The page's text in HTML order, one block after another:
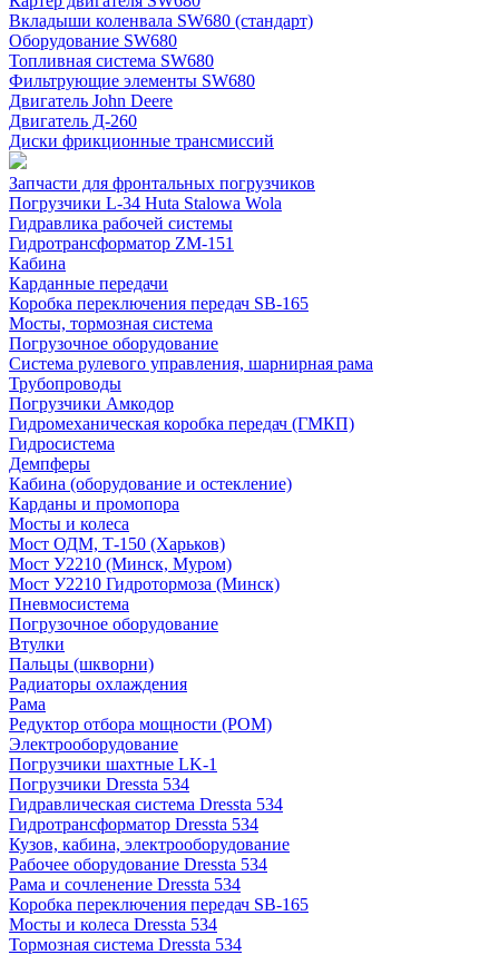
Вкладыши коленвала SW680 (стандарт)
Оборудование SW680
Топливная система SW680
Фильтрующие элементы SW680
Двигатель John Deere
Двигатель Д-260
Диски фрикционные трансмиссий
Запчасти для фронтальных погрузчиков
Погрузчики L-34 Huta Stalowa Wola
Гидравлика рабочей системы
Гидротрансформатор ZM-151
Кабина
Карданные передачи
Коробка переключения передач SB-165
Мосты, тормозная система
Погрузочное оборудование
Система рулевого управления, шарнирная рама
Трубопроводы
Погрузчики Амкодор
Гидромеханическая коробка передач (ГМКП)
Гидросистема
Демпферы
Кабина (оборудование и остекление)
Карданы и промопора
Мосты и колеса
Мост ОДМ, Т-150 (Харьков)
Мост У2210 (Минск, Муром)
Мост У2210 Гидротормоза (Минск)
Пневмосистема
Погрузочное оборудование
Втулки
Пальцы (шкворни)
Радиаторы охлаждения
Рама
Редуктор отбора мощности (РОМ)
Электрооборудование
Погрузчики шахтные LK-1
Погрузчики Dressta 534
Гидравлическая система Dressta 534
Гидротрансформатор Dressta 534
Кузов, кабина, электрооборудование
Рабочее оборудование Dressta 534
Рама и сочленение Dressta 534
Коробка переключения передач SB-165
Мосты и колеса Dressta 534
Тормозная система Dressta 534